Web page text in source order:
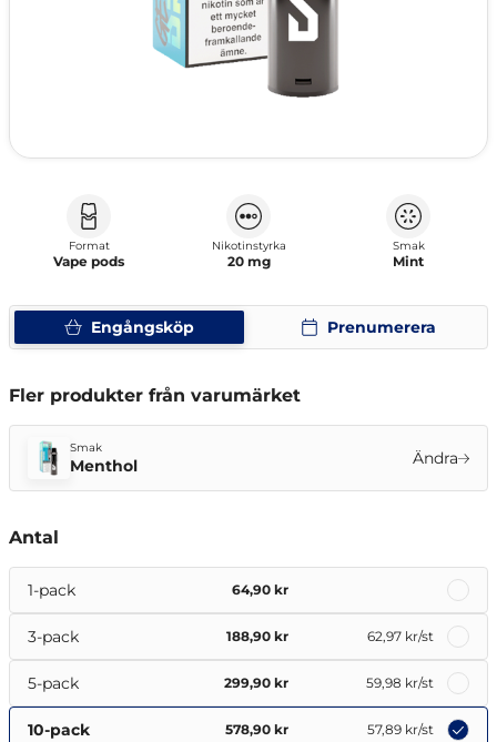
Engångsköp Prenumerera
Format
Vape pods
Nikotinstyrka
20 mg
Smak
Mint
Fler produkter från varumärket
Smak
Menthol Ändra
Antal
1-pack 64,90 kr
3-pack 188,90 kr 62,97 kr/st
5-pack 299,90 kr 59,98 kr/st
10-pack 578,90 kr 57,89 kr/st